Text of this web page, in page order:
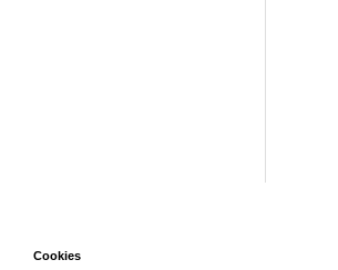
Cookies